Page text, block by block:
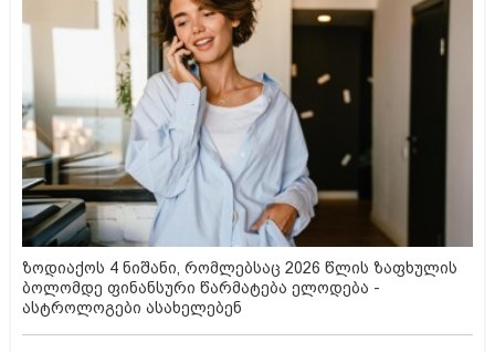
ზოდიაქოს 4 ნიშანი, რომლებსაც 2026 წლის ზაფხულის
ბოლომდე ფინანსური წარმატება ელოდება -
ასტროლოგები ასახელებენ